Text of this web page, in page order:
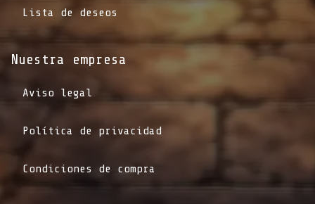
Lista de deseos
Nuestra empresa
Aviso legal
Política de privacidad
Condiciones de compra